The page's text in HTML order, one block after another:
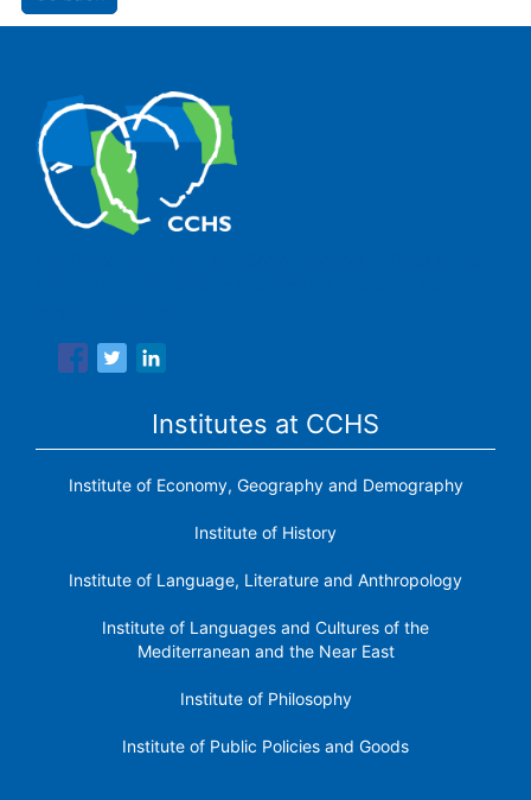
Institutes at CCHS
Institute of Economy, Geography and Demography
Institute of History
Institute of Language, Literature and Anthropology
Institute of Languages ​​and Cultures of the
Mediterranean and the Near East
Institute of Philosophy
Institute of Public Policies and Goods